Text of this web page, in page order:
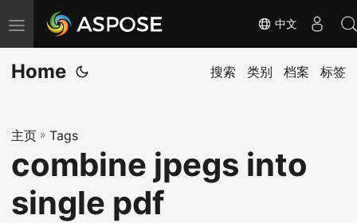
切
换
导
中文
Home 搜索 类别 档案 标签
主页 » Tags
combine jpegs into
single pdf